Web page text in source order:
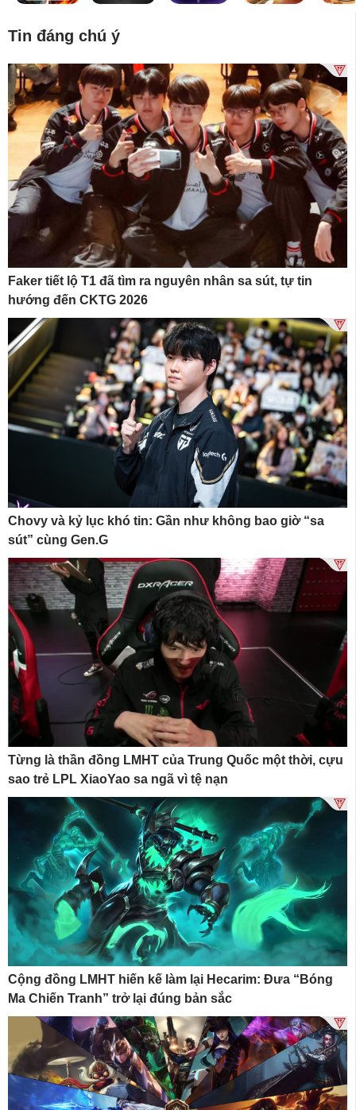
Tin đáng chú ý
Faker tiết lộ T1 đã tìm ra nguyên nhân sa sút, tự tin
hướng đến CKTG 2026
Chovy và kỷ lục khó tin: Gần như không bao giờ “sa
sút” cùng Gen.G
Từng là thần đồng LMHT của Trung Quốc một thời, cựu
sao trẻ LPL XiaoYao sa ngã vì tệ nạn
Cộng đồng LMHT hiến kế làm lại Hecarim: Đưa “Bóng
Ma Chiến Tranh” trở lại đúng bản sắc